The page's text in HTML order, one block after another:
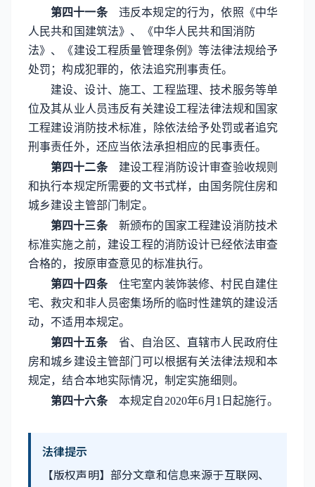
第四十一条违反本规定的行为，依照《中华
人民共和国建筑法》、《中华人民共和国消防
法》、《建设工程质量管理条例》等法律法规给予
处罚；构成犯罪的，依法追究刑事责任。
建设、设计、施工、工程监理、技术服务等单
位及其从业人员违反有关建设工程法律法规和国家
工程建设消防技术标准，除依法给予处罚或者追究
刑事责任外，还应当依法承担相应的民事责任。
第四十二条建设工程消防设计审查验收规则
和执行本规定所需要的文书式样，由国务院住房和
城乡建设主管部门制定。
第四十三条新颁布的国家工程建设消防技术
标准实施之前，建设工程的消防设计已经依法审查
合格的，按原审查意见的标准执行。
第四十四条住宅室内装饰装修、村民自建住
宅、救灾和非人员密集场所的临时性建筑的建设活
动，不适用本规定。
第四十五条省、自治区、直辖市人民政府住
房和城乡建设主管部门可以根据有关法律法规和本
规定，结合本地实际情况，制定实施细则。
第四十六条本规定自2020年6月1日起施行。
法律提示
【版权声明】部分文章和信息来源于互联网、